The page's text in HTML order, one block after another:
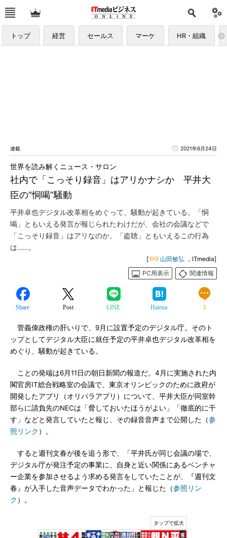
トップ 経営 セールス マーケ HR・組織
連載 2021年6月24日
社内で「こっそり録音」はアリかナシか 平井大
臣の“恫喝”騒動
世界を読み解くニュース・サロン
平井卓也デジタル改革相をめぐって、騒動が起きている。「恫
喝」ともいえる発言が報じられたわけだが、会社の会議などで
「こっそり録音」はアリなのか。「盗聴」ともいえるこの行為
は……。
[ 山田敏弘 ，ITmedia]
PC用表示
関連情報
Share Post LINE Hatena 3
菅義偉政権の肝いりで、9月に設置予定のデジタル庁。そのト
ップとしてデジタル大臣に就任予定の平井卓也デジタル改革相を
めぐり、騒動が起きている。
ことの発端は6月11日の朝日新聞の報道だ。4月に実施された内
閣官房IT総合戦略室の会議で、東京オリンピックのために政府が
開発したアプリ（オリパラアプリ）について、平井大臣が同室幹
部らに請負先のNECは「脅しておいたほうがよい」「徹底的に干
す」などと発言していたと報じ、その録音音声まで公開した（参
照リンク ）。
すると週刊文春が後を追う形で、「平井氏が同じ会議の場で、
デジタル庁が発注予定の事業に、自身と近い関係にあるベンチャ
ー企業を参加させるよう求める発言をしていたことが、『週刊文
春』が入手した音声データでわかった」と報じた（参照リン
ク ）。